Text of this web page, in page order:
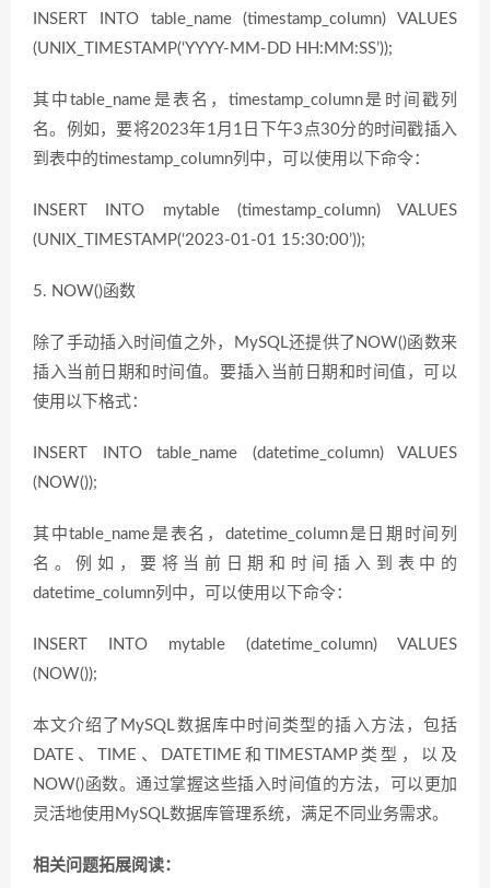
INSERT INTO table_name (timestamp_column) VALUES
(UNIX_TIMESTAMP(‘YYYY-MM-DD HH:MM:SS’));
其中table_name是表名，timestamp_column是时间戳列
名。例如，要将2023年1月1日下午3点30分的时间戳插入
到表中的timestamp_column列中，可以使用以下命令：
INSERT INTO mytable (timestamp_column) VALUES
(UNIX_TIMESTAMP(‘2023-01-01 15:30:00’));
5. NOW()函数
除了手动插入时间值之外，MySQL还提供了NOW()函数来
插入当前日期和时间值。要插入当前日期和时间值，可以
使用以下格式：
INSERT INTO table_name (datetime_column) VALUES
(NOW());
其中table_name是表名，datetime_column是日期时间列
名。例如，要将当前日期和时间插入到表中的
datetime_column列中，可以使用以下命令：
INSERT INTO mytable (datetime_column) VALUES
(NOW());
本文介绍了MySQL数据库中时间类型的插入方法，包括
DATE、TIME、DATETIME和TIMESTAMP类型，以及
NOW()函数。通过掌握这些插入时间值的方法，可以更加
灵活地使用MySQL数据库管理系统，满足不同业务需求。
相关问题拓展阅读：